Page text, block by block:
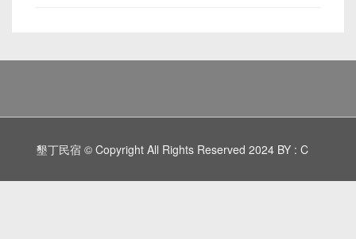
墾丁民宿 © Copyright All Rights Reserved 2024 BY : C